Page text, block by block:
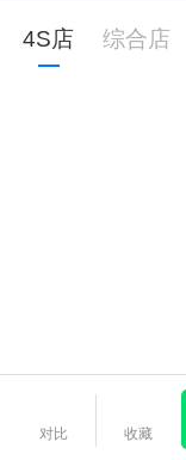
4S店 综合店
对比 收藏